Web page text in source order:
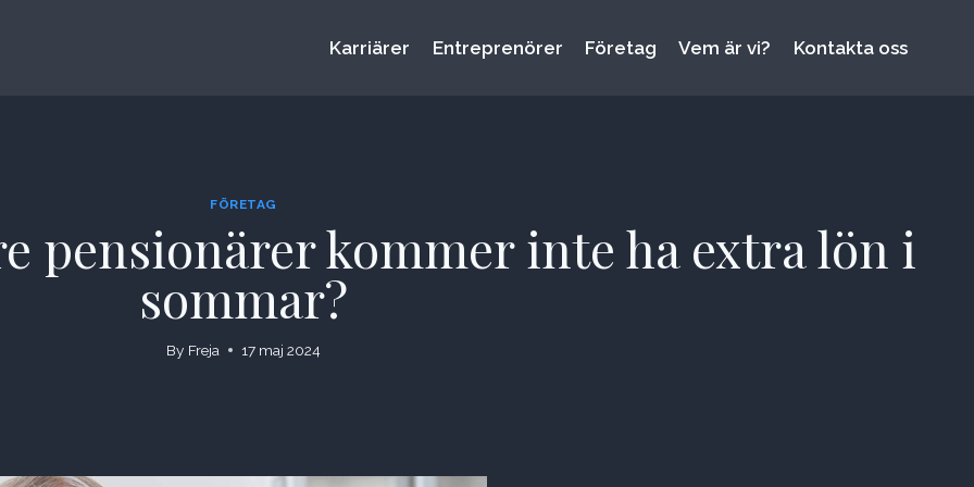
Karriärer Entreprenörer Företag Vem är vi? Kontakta oss
FÖRETAG
pensionärer kommer inte ha extra lön i
sommar?
By Freja 17 maj 2024